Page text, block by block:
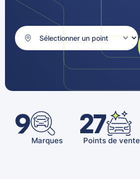
9Marques 27
Points de vente